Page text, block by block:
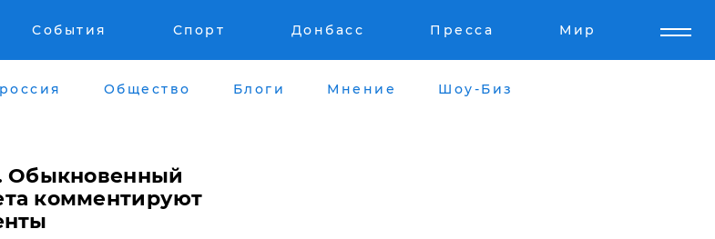
События Спорт Донбасс Пресса Мир
россия Общество Блоги Мнение Шоу-Биз
Обыкновенный
комментируют